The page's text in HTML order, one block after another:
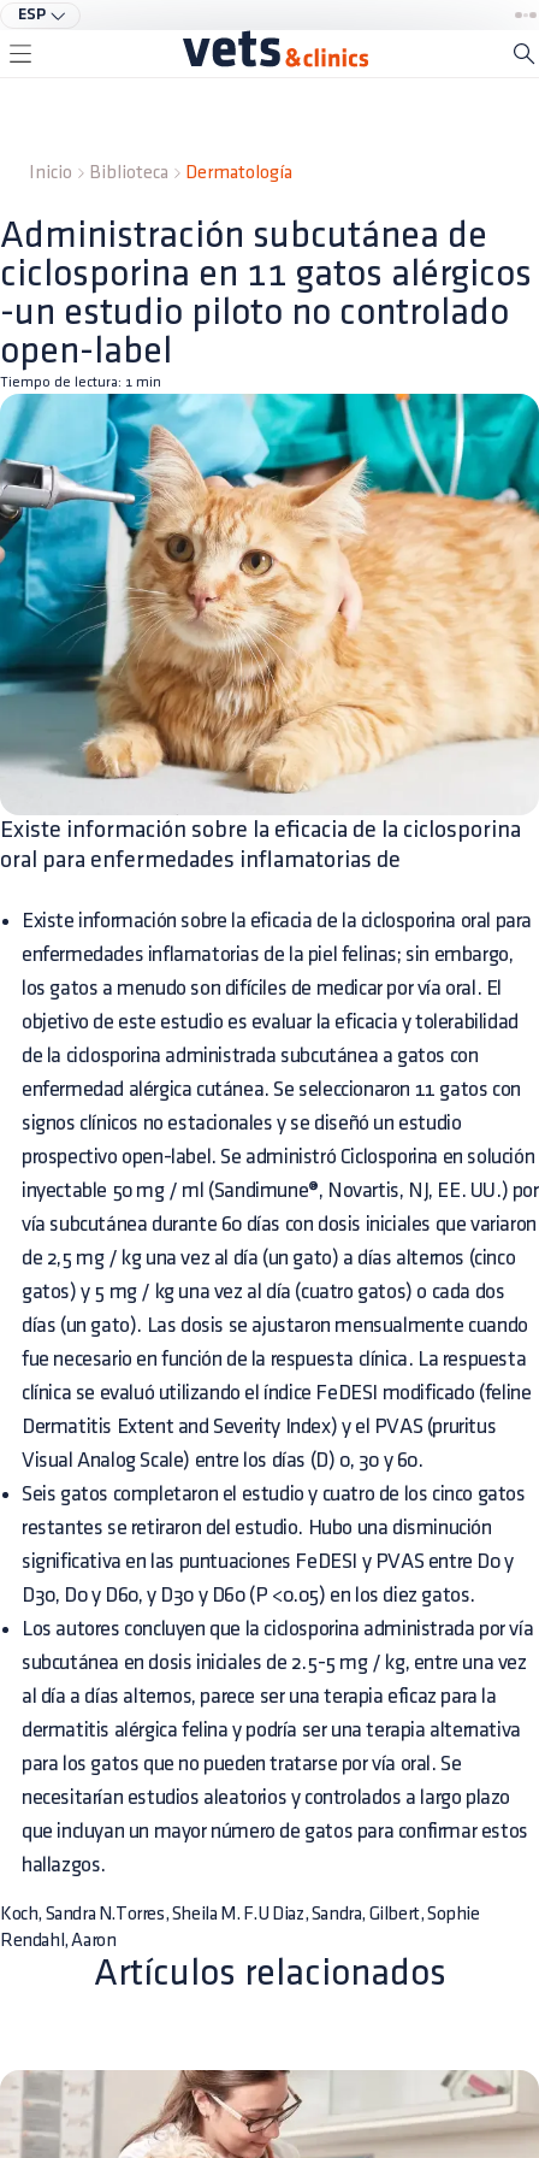
ESP
Inicio Biblioteca Dermatología
Administración subcutánea de
ciclosporina en 11 gatos alérgicos
-un estudio piloto no controlado
open-label
Tiempo de lectura: 1 min
Existe información sobre la eficacia de la ciclosporina
oral para enfermedades inflamatorias de
Existe información sobre la eficacia de la ciclosporina oral para
enfermedades inflamatorias de la piel felinas; sin embargo,
los gatos a menudo son difíciles de medicar por vía oral. El
objetivo de este estudio es evaluar la eficacia y tolerabilidad
de la ciclosporina administrada subcutánea a gatos con
enfermedad alérgica cutánea. Se seleccionaron 11 gatos con
signos clínicos no estacionales y se diseñó un estudio
prospectivo open-label. Se administró Ciclosporina en solución
inyectable 50 mg / ml (Sandimune®, Novartis, NJ, EE. UU.) por
vía subcutánea durante 60 días con dosis iniciales que variaron
de 2,5 mg / kg una vez al día (un gato) a días alternos (cinco
gatos) y 5 mg / kg una vez al día (cuatro gatos) o cada dos
días (un gato). Las dosis se ajustaron mensualmente cuando
fue necesario en función de la respuesta clínica. La respuesta
clínica se evaluó utilizando el índice FeDESI modificado (feline
Dermatitis Extent and Severity Index) y el PVAS (pruritus
Visual Analog Scale) entre los días (D) 0, 30 y 60.
Seis gatos completaron el estudio y cuatro de los cinco gatos
restantes se retiraron del estudio. Hubo una disminución
significativa en las puntuaciones FeDESI y PVAS entre D0 y
D30, D0 y D60, y D30 y D60 (P <0.05) en los diez gatos.
Los autores concluyen que la ciclosporina administrada por vía
subcutánea en dosis iniciales de 2.5-5 mg / kg, entre una vez
al día a días alternos, parece ser una terapia eficaz para la
dermatitis alérgica felina y podría ser una terapia alternativa
para los gatos que no pueden tratarse por vía oral. Se
necesitarían estudios aleatorios y controlados a largo plazo
que incluyan un mayor número de gatos para confirmar estos
hallazgos.
Koch, Sandra N.Torres, Sheila M. F.U Diaz, Sandra, Gilbert, Sophie
Rendahl, Aaron
Artículos relacionados